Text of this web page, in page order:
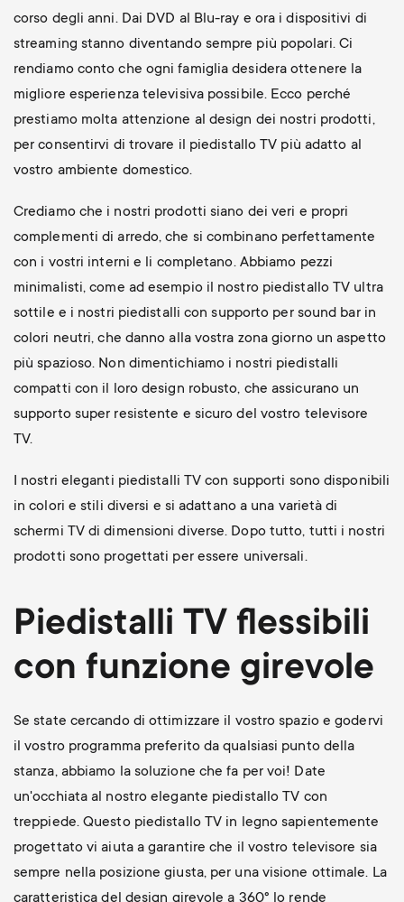
corso degli anni. Dai DVD al Blu-ray e ora i dispositivi di
streaming stanno diventando sempre più popolari. Ci
rendiamo conto che ogni famiglia desidera ottenere la
migliore esperienza televisiva possibile. Ecco perché
prestiamo molta attenzione al design dei nostri prodotti,
per consentirvi di trovare il piedistallo TV più adatto al
vostro ambiente domestico.
Crediamo che i nostri prodotti siano dei veri e propri
complementi di arredo, che si combinano perfettamente
con i vostri interni e li completano. Abbiamo pezzi
minimalisti, come ad esempio il nostro piedistallo TV ultra
sottile e i nostri piedistalli con supporto per sound bar in
colori neutri, che danno alla vostra zona giorno un aspetto
più spazioso. Non dimentichiamo i nostri piedistalli
compatti con il loro design robusto, che assicurano un
supporto super resistente e sicuro del vostro televisore
TV.
I nostri eleganti piedistalli TV con supporti sono disponibili
in colori e stili diversi e si adattano a una varietà di
schermi TV di dimensioni diverse. Dopo tutto, tutti i nostri
prodotti sono progettati per essere universali.
Piedistalli TV flessibili
con funzione girevole
Se state cercando di ottimizzare il vostro spazio e godervi
il vostro programma preferito da qualsiasi punto della
stanza, abbiamo la soluzione che fa per voi! Date
un'occhiata al nostro elegante piedistallo TV con
treppiede. Questo piedistallo TV in legno sapientemente
progettato vi aiuta a garantire che il vostro televisore sia
sempre nella posizione giusta, per una visione ottimale. La
caratteristica del design girevole a 360° lo rende